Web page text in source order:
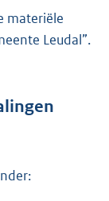
materiële
Leudal”.